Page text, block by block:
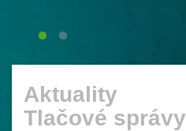
Aktuality
Tlačové správy